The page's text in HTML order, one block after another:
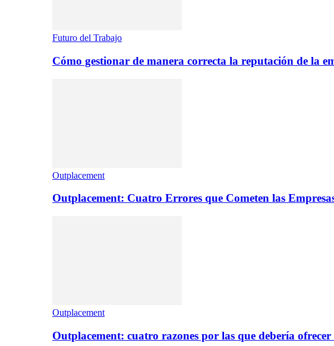
Futuro del Trabajo
Cómo gestionar de manera correcta la reputación de la
Outplacement
Outplacement: Cuatro Errores que Cometen las
Outplacement
Outplacement: cuatro razones por las que debería